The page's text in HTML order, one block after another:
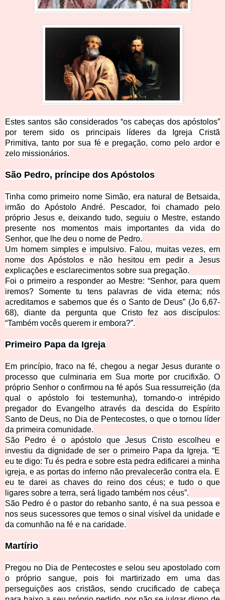
Estes santos são considerados “os cabeças dos apóstolos”
por terem sido os principais líderes da Igreja Cristã
Primitiva, tanto por sua fé e pregação, como pelo ardor e
zelo missionários.
São Pedro, príncipe dos Apóstolos
Tinha como primeiro nome Simão, era natural de Betsaida,
irmão do Apóstolo André. Pescador, foi chamado pelo
próprio Jesus e, deixando tudo, seguiu o Mestre, estando
presente nos momentos mais importantes da vida do
Senhor, que lhe deu o nome de Pedro.
Um homem simples e impulsivo. Falou, muitas vezes, em
nome dos Apóstolos e não hesitou em pedir a Jesus
explicações e esclarecimentos sobre sua pregação.
Foi o primeiro a responder ao Mestre: “Senhor, para quem
iremos? Somente tu tens palavras de vida eterna; nós
acreditamos e sabemos que és o Santo de Deus” (Jo 6,67-
68), diante da pergunta que Cristo fez aos discípulos:
“Também vocês querem ir embora?”.
Primeiro Papa da Igreja
Em princípio, fraco na fé, chegou a negar Jesus durante o
processo que culminaria em Sua morte por crucifixão. O
próprio Senhor o confirmou na fé após Sua ressurreição (da
qual o apóstolo foi testemunha), tornando-o intrépido
pregador do Evangelho através da descida do Espírito
Santo de Deus, no Dia de Pentecostes, o que o tornou líder
da primeira comunidade.
São Pedro é o apóstolo que Jesus Cristo escolheu e
investiu da dignidade de ser o primeiro Papa da Igreja. “E
eu te digo: Tu és pedra e sobre esta pedra edificarei a minha
igreja, e as portas do inferno não prevalecerão contra ela. E
eu te darei as chaves do reino dos céus; e tudo o que
ligares sobre a terra, será ligado também nos céus”.
São Pedro é o pastor do rebanho santo, é na sua pessoa e
nos seus sucessores que temos o sinal visível da unidade e
da comunhão na fé e na caridade.
Martírio
Pregou no Dia de Pentecostes e selou seu apostolado com
o próprio sangue, pois foi martirizado em uma das
perseguições aos cristãos, sendo crucificado de cabeça